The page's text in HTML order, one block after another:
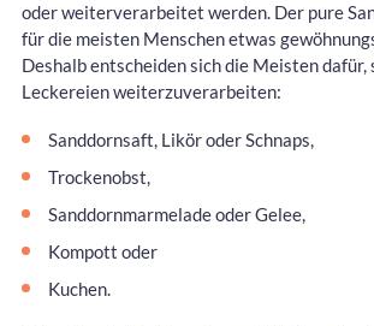
oder weiterverarbeitet werden. Der pure
für die meisten Menschen etwas
Deshalb entscheiden sich die Meisten dafür,
Leckereien weiterzuverarbeiten:
Sanddornsaft, Likör oder Schnaps,
Trockenobst,
Sanddornmarmelade oder Gelee,
Kompott oder
Kuchen.